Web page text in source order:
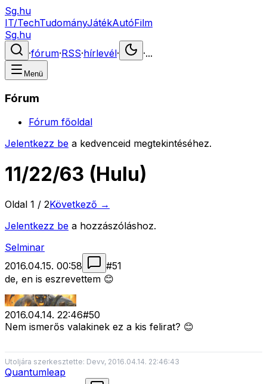
Sg.hu
IT/TechTudományJátékAutóFilm
Sg.hu
·fórum·RSS·hírlevél· ·...
Menü
Fórum
Fórum főoldal
Jelentkezz be a kedvenceid megtekintéséhez.
11/22/63 (Hulu)
Oldal 1 / 2Következő →
Jelentkezz be a hozzászóláshoz.
Selminar
2016.04.15. 00:58
#51
de, en is eszrevettem 😊
2016.04.14. 22:46#50
Nem ismerős valakinek ez a kis felirat? 😊
Utoljára szerkesztette: Devv, 2016.04.14. 22:46:43
Quantumleap